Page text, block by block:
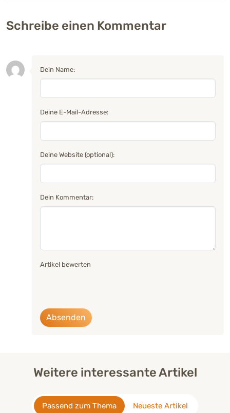
Schreibe einen Kommentar
Dein Name:
Deine E-Mail-Adresse:
Deine Website (optional):
Dein Kommentar:
Artikel bewerten
Absenden
Weitere interessante Artikel
Passend zum Thema Neueste Artikel